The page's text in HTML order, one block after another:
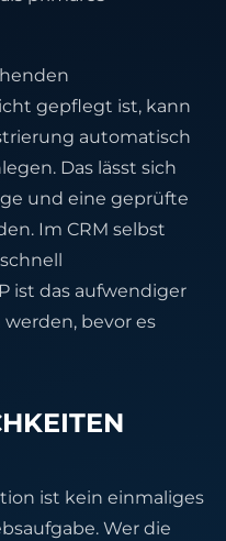
gepflegt ist, kann
automatisch
Das lässt sich
und eine geprüfte
Im CRM selbst
ist das aufwendiger
bevor es
ist kein einmaliges
Wer die